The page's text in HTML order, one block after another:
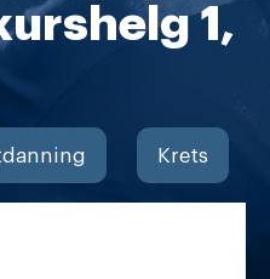
1,
Krets